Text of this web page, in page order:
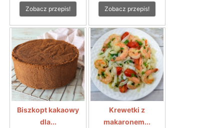
Zobacz przepis! Zobacz przepis!
Biszkopt kakaowy
dla...
Krewetki z
makaronem...